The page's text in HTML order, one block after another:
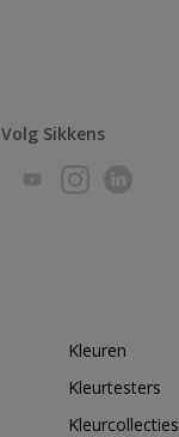
Volg Sikkens
Kleuren
Kleurtesters
Kleurcollecties